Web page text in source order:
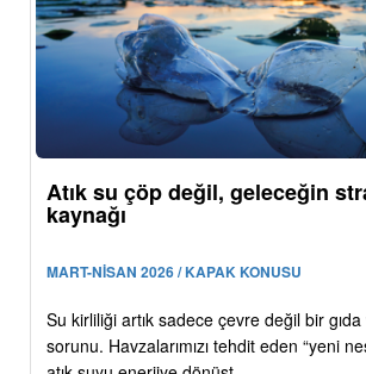
Atık su çöp değil, geleceğin
kaynağı
MART-NİSAN 2026 / KAPAK KONUSU
Su kirliliği artık sadece çevre değil bir gıda
sorunu. Havzalarımızı tehdit eden “yeni